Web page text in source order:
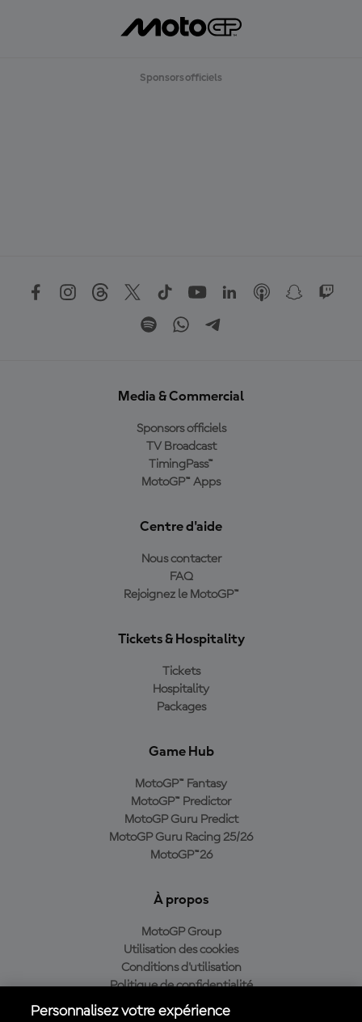
Sponsors officiels
Media & Commercial
Sponsors officiels
TV Broadcast
TimingPass™
MotoGP™ Apps
Centre d'aide
Nous contacter
FAQ
Rejoignez le MotoGP™
Tickets & Hospitality
Tickets
Hospitality
Packages
Game Hub
MotoGP™ Fantasy
MotoGP™ Predictor
MotoGP Guru Predict
MotoGP Guru Racing 25/26
MotoGP™26
À propos
MotoGP Group
Utilisation des cookies
Conditions d'utilisation
Politique de confidentialité
Politique d’achat
Personnalisez votre expérience